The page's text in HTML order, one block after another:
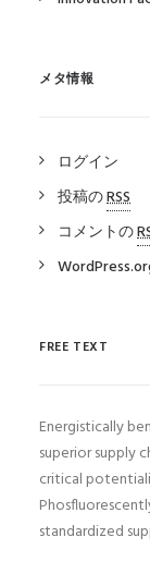
メタ情報
ログイン
投稿のRSS
コメントの
FREE TEXT
Energistically
superior supply
critical
standardized